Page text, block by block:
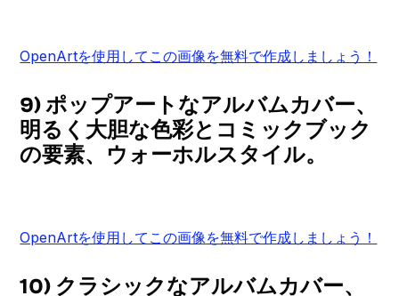
OpenArtを使用してこの画像を無料で作成しましょう！
9) ポップアートなアルバムカバー、
明るく大胆な色彩とコミックブック
の要素、ウォーホルスタイル。
OpenArtを使用してこの画像を無料で作成しましょう！
10) クラシックなアルバムカバー、